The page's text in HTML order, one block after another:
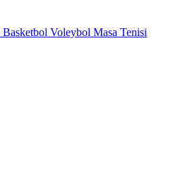
Basketbol Voleybol Masa Tenisi